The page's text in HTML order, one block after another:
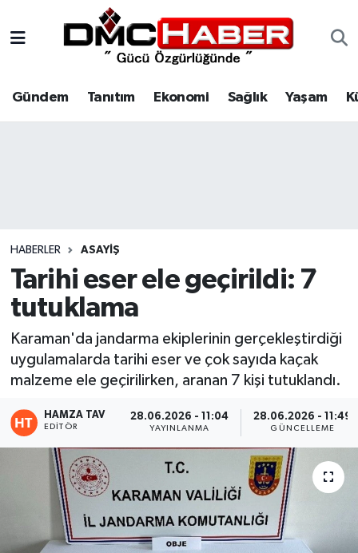
Gündem Tanıtım Ekonomi Sağlık Yaşam
HABERLER ASAYIŞ
Tarihi eser ele geçirildi: 7
tutuklama
Karaman'da jandarma ekiplerinin gerçekleştirdiği
uygulamalarda tarihi eser ve çok sayıda kaçak
malzeme ele geçirilirken, aranan 7 kişi tutuklandı.
HAMZA TAV
EDITÖR
28.06.2026 - 11:04
YAYINLANMA
28.06.2026 - 11:49
GÜNCELLEME
Tanıtım
Spor
Siyaset
Eğitim
Teknoloji
Asayiş
Resmi İlan
Nöbetçi Eczaneler
Hava Durumu
Haber Arşivi